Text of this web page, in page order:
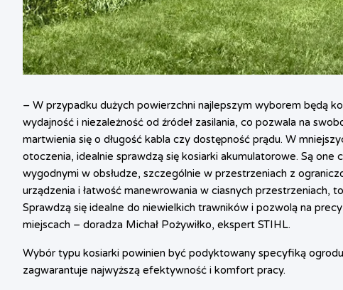
– W przypadku dużych powierzchni najlepszym wyborem będą
wydajność i niezależność od źródeł zasilania, co pozwala na
martwienia się o długość kabla czy dostępność prądu. W
otoczenia, idealnie sprawdzą się kosiarki akumulatorowe. Są one
wygodnymi w obsłudze, szczególnie w przestrzeniach z
urządzenia i łatwość manewrowania w ciasnych przestrzeniach,
Sprawdzą się idealne do niewielkich trawników i pozwolą na
miejscach – doradza Michał Pożywiłko, ekspert STIHL.
Wybór typu kosiarki powinien być podyktowany specyfiką
zagwarantuje najwyższą efektywność i komfort pracy.